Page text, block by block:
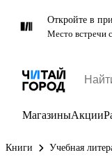
Откройте в
Место встречи
МагазиныАкции
Книги Учебная